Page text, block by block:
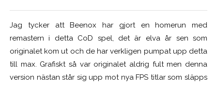
Jag tycker att Beenox har gjort en homerun med
remastern i detta CoD spel, det är elva år sen som
originalet kom ut och de har verkligen pumpat upp detta
till max. Grafiskt så var originalet aldrig fult men denna
version nästan står sig upp mot nya FPS titlar som släpps